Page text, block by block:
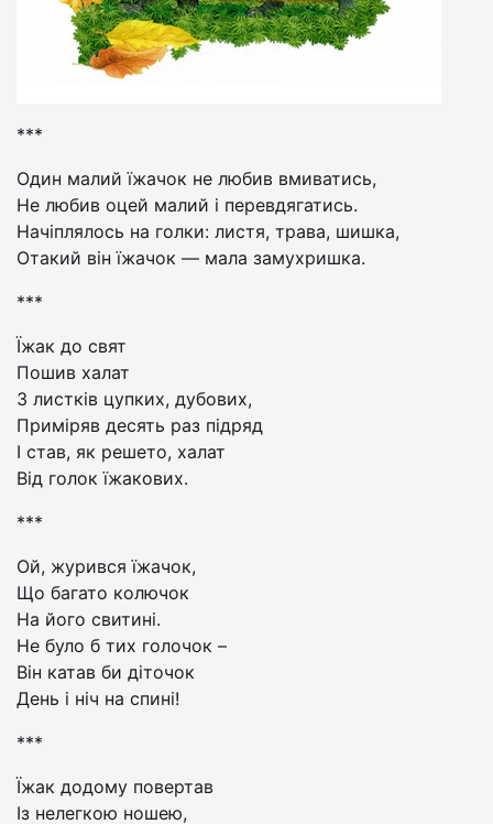
***
Один малий їжачок не любив вмиватись,
Не любив оцей малий і перевдягатись.
Начіплялось на голки: листя, трава, шишка,
Отакий він їжачок — мала замухришка.
***
Їжак до свят
Пошив халат
З листків цупких, дубових,
Приміряв десять раз підряд
І став, як решето, халат
Від голок їжакових.
***
Ой, журився їжачок,
Що багато колючок
На його свитині.
Не було б тих голочок –
Він катав би діточок
День і ніч на спині!
***
Їжак додому повертав
Із нелегкою ношею,